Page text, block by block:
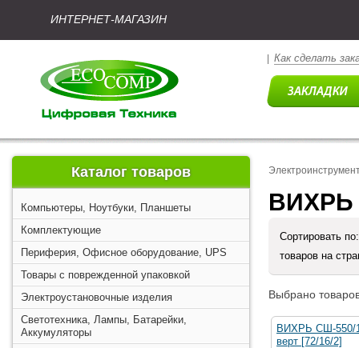
ИНТЕРНЕТ-МАГАЗИН
Как сделать
Каталог товаров
Компьютеры, Ноутбуки, Планшеты
Комплектующие
Периферия, Офисное оборудование, UPS
Товары с поврежденной упаковкой
Электроустановочные изделия
Светотехника, Лампы, Батарейки,
Аккумуляторы
ВИХРЬ
Сортировать
товаров на
Выбрано
ВИХРЬ СШ-550/
верт [72/16/2]